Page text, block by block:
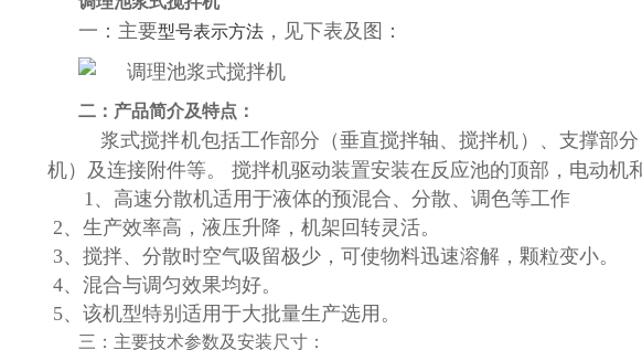
一：主要型号表示方法 ，见下表及图：
二：产品简介及特点：
浆式搅拌机包括工作部分（垂直搅拌轴、搅拌机）、支撑部
机）及连接附件等。 搅拌机驱动装置安装在反应池的顶部，电动
1、高速分散机适用于液体的预混合、分散、调色等工作
2、生产效率高，液压升降，机架回转灵活。
3、搅拌、分散时空气吸留极少，可使物料迅速溶解，颗粒变小。
4、混合与调匀效果均好。
5、该机型特别适用于大批量生产选用。
三：主要技术参数及安装尺寸：